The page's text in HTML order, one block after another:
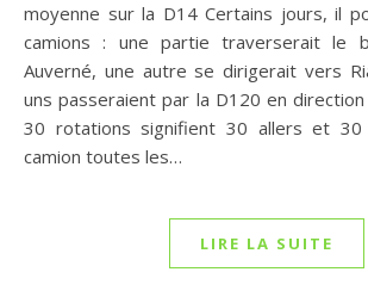
moyenne sur la D14 Certains jours, il
camions : une partie traverserait le
Auverné, une autre se dirigerait vers
uns passeraient par la D120 en
30 rotations signifient 30 allers et
camion toutes les…
LIRE LA SUITE